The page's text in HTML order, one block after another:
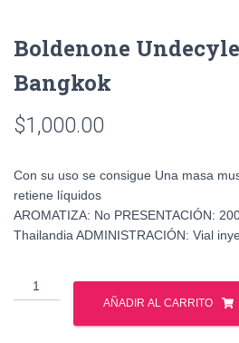
Boldenone
Bangkok
$1,000.00
Con su uso se consigue Una masa
retiene líquidos
AROMATIZA: No PRESENTACIÓN:
Thailandia ADMINISTRACIÓN: Vial
Boldenone
Undecylenate
AÑADIR AL CARRITO